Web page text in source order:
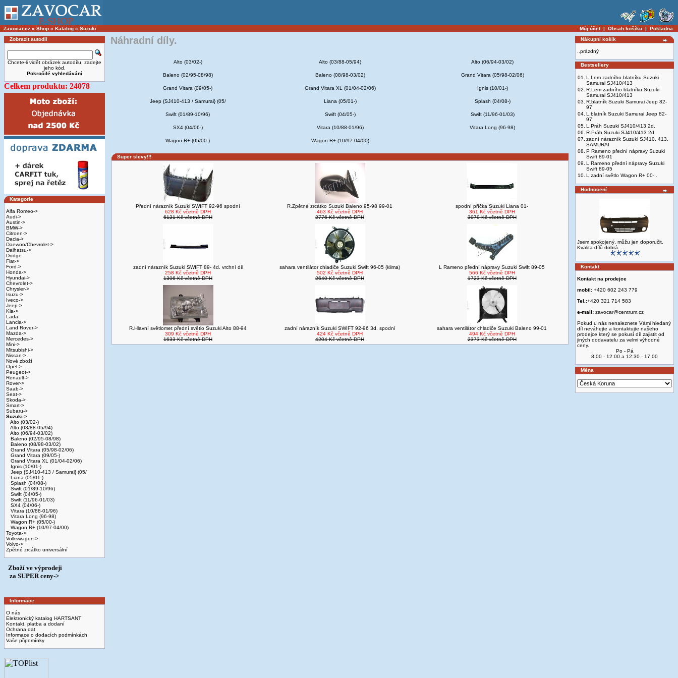
Zavocar.cz » Shop » Katalog » Suzuki Můj účet| Obsah košíku | Pokladna
Zobrazit autodíl
Chcete-li vidět obrázek autodílu, zadejte
jeho kód.
Pokročilé vyhledávání
Celkem produktu: 24078
Kategorie
Alfa Romeo->
Audi->
Austin->
BMW->
Citroen->
Dacia->
Daewoo/Chevrolet->
Daihatsu->
Dodge
Fiat->
Ford->
Honda->
Hyundai->
Chevrolet->
Chrysler->
Isuzu->
Iveco->
Jeep->
Kia->
Lada
Lancia->
Land Rover->
Mazda->
Mercedes->
Mini->
Mitsubishi->
Nissan->
Nové zboží
Opel->
Peugeot->
Renault->
Rover->
Saab->
Seat->
Skoda->
Smart->
Subaru->
Suzuki->
Alto (03/02-)
Alto (03/88-05/94)
Alto (06/94-03/02)
Baleno (02/95-08/98)
Baleno (08/98-03/02)
Grand Vitara (05/98-02/06)
Grand Vitara (09/05-)
Grand Vitara XL (01/04-02/06)
Ignis (10/01-)
Jeep {SJ410-413 / Samurai} (05/
Liana (05/01-)
Splash (04/08-)
Swift (01/89-10/96)
Swift (04/05-)
Swift (11/96-01/03)
SX4 (04/06-)
Vitara (10/88-01/96)
Vitara Long (96-98)
Wagon R+ (05/00-)
Wagon R+ (10/97-04/00)
Toyota->
Volkswagen->
Volvo->
Zpětné zrcátko universální
Zboží ve výprodeji
­ za SUPER ceny->
Informace
O nás
Elektronický katalog HARTSANT
Kontakt, platba a dodaní
Ochrana dat
Informace o dodacích podmínkách
Vaše připomínky
Náhradní díly.
Alto (03/02-) Alto (03/88-05/94) Alto (06/94-03/02)
Baleno (02/95-08/98) Baleno (08/98-03/02) Grand Vitara (05/98-02/06)
Grand Vitara (09/05-) Grand Vitara XL (01/04-02/06) Ignis (10/01-)
Jeep {SJ410-413 / Samurai} (05/ Liana (05/01-) Splash (04/08-)
Swift (01/89-10/96) Swift (04/05-) Swift (11/96-01/03)
SX4 (04/06-) Vitara (10/88-01/96) Vitara Long (96-98)
Wagon R+ (05/00-) Wagon R+ (10/97-04/00)
Super slevy!!!
Přední nárazník Suzuki SWIFT 92-96 spodní
628 Kč včetně DPH
6121 Kč včetně DPH
R.Zpětné zrcátko Suzuki Baleno 95-98 99-01
463 Kč včetně DPH
2776 Kč včetně DPH
spodní příčka Suzuki Liana 01-
361 Kč včetně DPH
3079 Kč včetně DPH
zadní nárazník Suzuki SWIFT 89- 4d. vrchní díl
258 Kč včetně DPH
1306 Kč včetně DPH
sahara ventilátor chladiče Suzuki Swift 96-05 (klima)
502 Kč včetně DPH
2640 Kč včetně DPH
L Rameno přední nápravy Suzuki Swift 89-05
566 Kč včetně DPH
1723 Kč včetně DPH
R.Hlavní světlomet přední světlo Suzuki Alto 88-94
309 Kč včetně DPH
1633 Kč včetně DPH
zadní nárazník Suzuki SWIFT 92-96 3d. spodní
424 Kč včetně DPH
4204 Kč včetně DPH
sahara ventilátor chladiče Suzuki Baleno 99-01
494 Kč včetně DPH
2373 Kč včetně DPH
Nákupní košík
..prázdný
Bestsellery
01.
L.Lem zadního blatníku Suzuki
Samurai SJ410/413
02. R.Lem zadního blatníku Suzuki
Samurai SJ410/413
03. R.blatník Suzuki Samurai Jeep 82-
97
04. L.blatník Suzuki Samurai Jeep 82-
97
05. L.Práh Suzuki SJ410/413 2d.
06. R.Práh Suzuki SJ410/413 2d.
07. zadní nárazník Suzuki SJ410, 413,
SAMURAI
08. P Rameno přední nápravy Suzuki
Swift 89-01
09. L Rameno přední nápravy Suzuki
Swift 89-05
10. L.zadní světlo Wagon R+ 00- .
Hodnocení
Jsem spokojený, můžu jen doporučit.
Kvalita dílů dobrá. ..
Kontakt
Kontakt na prodejce
mobil: +420 602 243 779
Tel.:+420 321 714 583
e-mail: zavocar@centrum.cz
Pokud u nás nenaleznete Vámi hledaný
díl neváhejte a kontaktujte našeho
prodejce který se pokusí díl zajistit od
jiných dodavatelu za velmi výhodné
ceny.
Po - Pá
8:00 - 12:00 a 12:30 - 17:00
Měna